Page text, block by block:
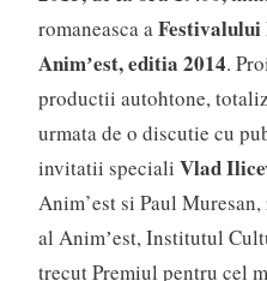
romaneasca a
Animʼest, editia 2014.
productii autohtone,
urmata de o discutie cu
invitatii speciali Vlad
Anim’est si Paul
al Animʼest, Institutul
trecut Premiul pentru cel